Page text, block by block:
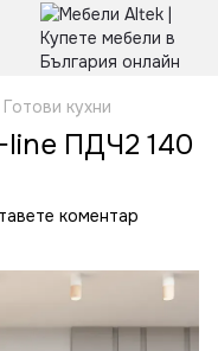
Готови кухни
line ПДЧ2 140
коментар